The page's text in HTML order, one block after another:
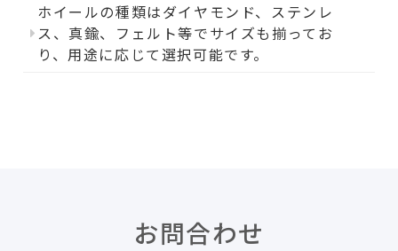
ホイールの種類はダイヤモンド、ステンレ
ス、真鍮、フェルト等でサイズも揃ってお
り、用途に応じて選択可能です。
お問合わせ